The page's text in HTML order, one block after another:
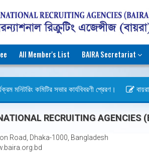
All Member's List BAIRA Secretariat
মনিটরিং কমিটির সভার কার্যবিবরণী প্রেরণ।
RECRUITING AGENCIES
Road, Dhaka-1000, Bangladesh